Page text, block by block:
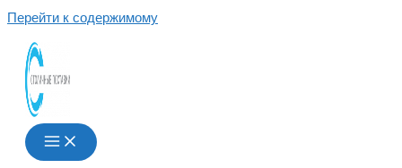
Перейти к содержимому